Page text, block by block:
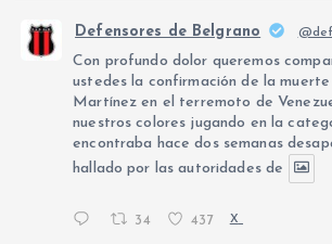
Defensores de Belgrano
Con profundo dolor queremos
ustedes la confirmación de la
Martínez en el terremoto de
nuestros colores jugando en la
encontraba hace dos semanas
hallado por las autoridades de
34 437 X